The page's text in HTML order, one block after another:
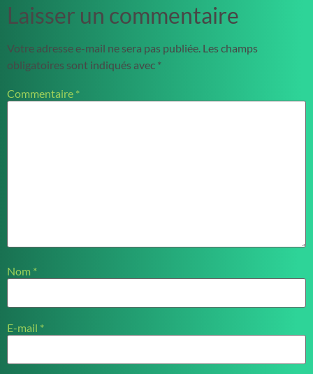
Laisser un commentaire
Votre adresse e-mail ne sera pas publiée. Les champs
obligatoires sont indiqués avec *
Commentaire *
Nom *
E-mail *